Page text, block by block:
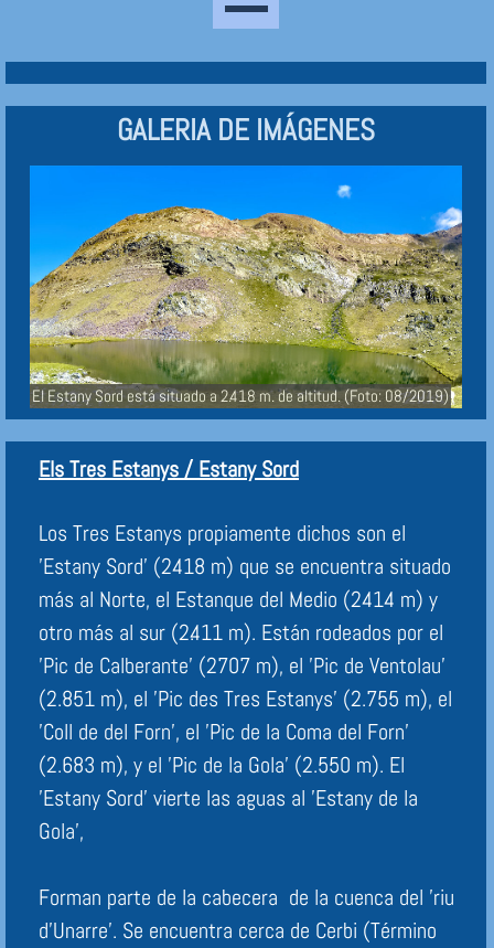
GALERIA DE IMÁGENES
El Estany Sord está situado a 2.418 m. de altitud. (Foto: 08/2019)
Els Tres Estanys / Estany Sord
Los Tres Estanys propiamente dichos son el
'Estany Sord' (2418 m) que se encuentra situado
más al Norte, el Estanque del Medio (2414 m) y
otro más al sur (2.411 m). Están rodeados por el
'Pic de Calberante' (2707 m), el 'Pic de Ventolau'
(2.851 m), el 'Pic des Tres Estanys' (2.755 m), el
'Coll de del Forn', el 'Pic de la Coma del Forn'
(2.683 m), y el 'Pic de la Gola' (2.550 m). El
'Estany Sord' vierte las aguas al 'Estany de la
Gola',
Forman parte de la cabecera de la cuenca del 'riu
d'Unarre'. Se encuentra cerca de Cerbi (Término